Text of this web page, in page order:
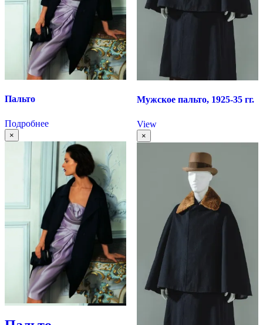
Пальто
Подробнее
×
Мужское пальто, 1925-35 гг.
View
×